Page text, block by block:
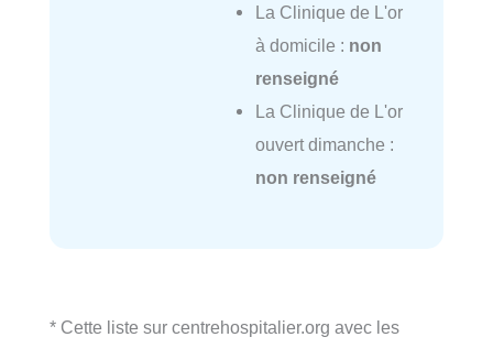
La Clinique de L'or
à domicile : non
renseigné
La Clinique de L'or
ouvert dimanche :
non renseigné
* Cette liste sur centrehospitalier.org avec les